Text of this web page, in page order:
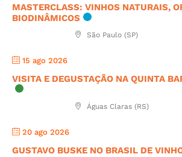
MASTERCLASS: VINHOS NATURAIS,
BIODINÂMICOS
São Paulo (SP)
15 ago 2026
VISITA E DEGUSTAÇÃO NA QUINTA
Águas Claras (RS)
20 ago 2026
GUSTAVO BUSKE NO BRASIL DE